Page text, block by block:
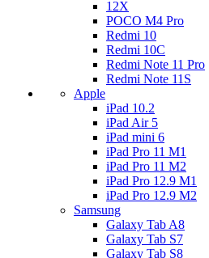
12X
POCO M4 Pro
Redmi 10
Redmi 10C
Redmi Note 11 Pro
Redmi Note 11S
Apple
iPad 10.2
iPad Air 5
iPad mini 6
iPad Pro 11 M1
iPad Pro 11 M2
iPad Pro 12.9 M1
iPad Pro 12.9 M2
Samsung
Galaxy Tab A8
Galaxy Tab S7
Galaxy Tab S8